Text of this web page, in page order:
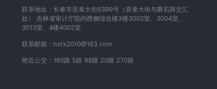
联系地址：长春市亚泰大街6399号（亚泰大街与磐石路交汇
处） 吉林省审计厅院内西侧综合楼3楼3002室、3004室、
3013室、4楼4002室
联系邮箱：nstx2010@163.com
附近公交：160路 5路 88路 20路 270路